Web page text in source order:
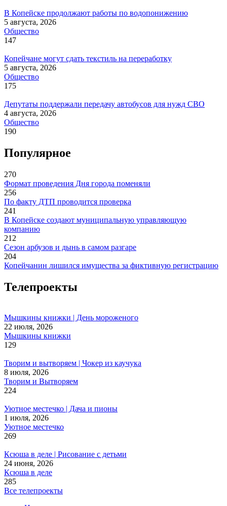
В Копейске продолжают работы по водопонижению
5 августа, 2026
Общество
147
Копейчане могут сдать текстиль на переработку
5 августа, 2026
Общество
175
Депутаты поддержали передачу автобусов для нужд СВО
4 августа, 2026
Общество
190
Популярное
270
Формат проведения Дня города поменяли
256
По факту ДТП проводится проверка
241
В Копейске создают муниципальную управляющую
компанию
212
Сезон арбузов и дынь в самом разгаре
204
Копейчанин лишился имущества за фиктивную регистрацию
Телепроекты
Мышкины книжки | День мороженого
22 июля, 2026
Мышкины книжки
129
Творим и вытворяем | Чокер из каучука
8 июля, 2026
Творим и Вытворяем
224
Уютное местечко | Дача и пионы
1 июля, 2026
Уютное местечко
269
Ксюша в деле | Рисование с детьми
24 июня, 2026
Ксюша в деле
285
Все телепроекты